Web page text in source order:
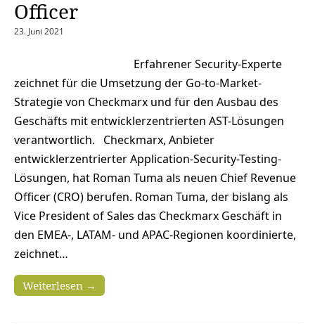
Officer
23. Juni 2021
Erfahrener Security-Experte
zeichnet für die Umsetzung der Go-to-Market-
Strategie von Checkmarx und für den Ausbau des
Geschäfts mit entwicklerzentrierten AST-Lösungen
verantwortlich. Checkmarx, Anbieter
entwicklerzentrierter Application-Security-Testing-
Lösungen, hat Roman Tuma als neuen Chief Revenue
Officer (CRO) berufen. Roman Tuma, der bislang als
Vice President of Sales das Checkmarx Geschäft in
den EMEA-, LATAM- und APAC-Regionen koordinierte,
zeichnet…
Weiterlesen →